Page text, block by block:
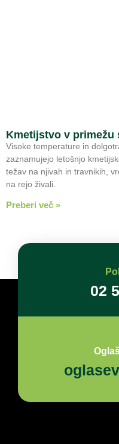
Kmetijstvo v
Visoke temperature in
zaznamujejo letošnjo
težav na njivah in travnikih,
na rejo živali.
Preberi več »
02